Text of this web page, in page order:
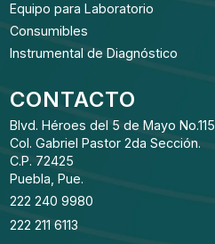
Equipo para Laboratorio
Consumibles
Instrumental de Diagnóstico
CONTACTO
Blvd. Héroes del 5 de Mayo No.115
Col. Gabriel Pastor 2da Sección.
C.P. 72425
Puebla, Pue.
222 240 9980
222 211 6113